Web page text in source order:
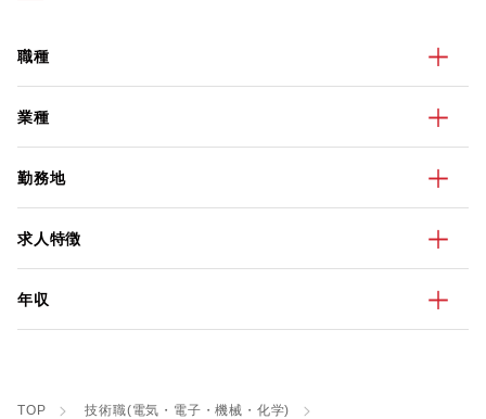
職種
業種
勤務地
求人特徴
年収
TOP 技術職(電気・電子・機械・化学)